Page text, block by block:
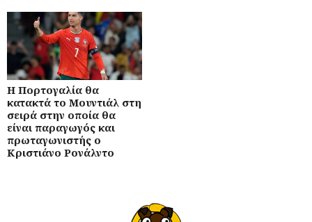
Η Πορτογαλία θα
κατακτά το Μουντιάλ στη
σειρά στην οποία θα
είναι παραγωγός και
πρωταγωνιστής ο
Κριστιάνο Ρονάλντο